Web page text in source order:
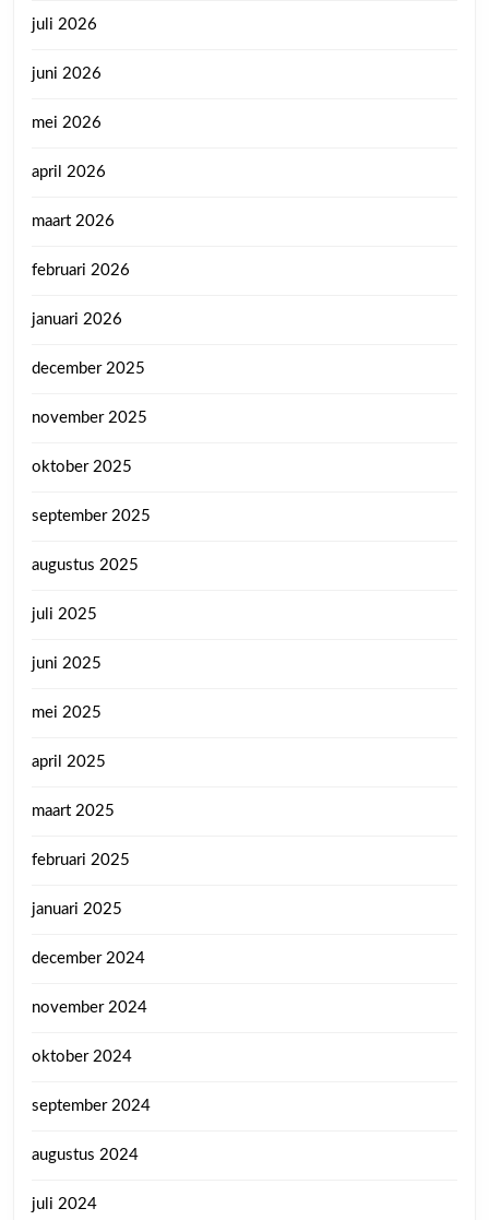
juli 2026
juni 2026
mei 2026
april 2026
maart 2026
februari 2026
januari 2026
december 2025
november 2025
oktober 2025
september 2025
augustus 2025
juli 2025
juni 2025
mei 2025
april 2025
maart 2025
februari 2025
januari 2025
december 2024
november 2024
oktober 2024
september 2024
augustus 2024
juli 2024